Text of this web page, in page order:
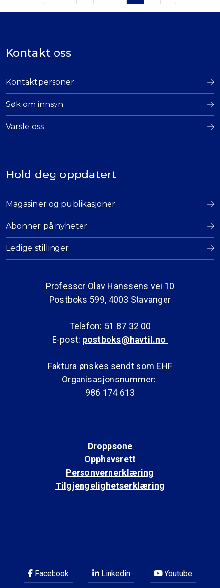
Kontakt oss
Kontaktpersoner
Søk om innsyn
Varsle oss
Hold deg oppdatert
Magasiner og publikasjoner
Abonner på nyheter
Ledige stillinger
Professor Olav Hanssens vei 10
Postboks 599, 4003 Stavanger
Telefon: 51 87 32 00
E-post: postboks@havtil.no
Faktura ønskes sendt som EHF
Organisasjonsnummer:
986 174 613
Droppsone
Opphavsrett
Personvernerklæring
Tilgjengelighetserklæring
Facebook Linkedin Youtube